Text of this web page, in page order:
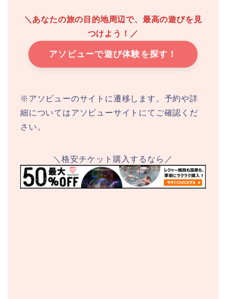
＼あなたの旅の目的地周辺で、最高の遊びを見
つけよう！／
アソビューで遊び体験を探す！
※アソビューのサイトに遷移します。予約や詳
細についてはアソビューサイトにてご確認くだ
さい。
＼格安チケット購入するなら／